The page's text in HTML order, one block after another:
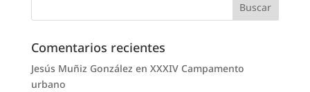
Comentarios recientes
Jesús Muñiz González en XXXIV Campamento
urbano